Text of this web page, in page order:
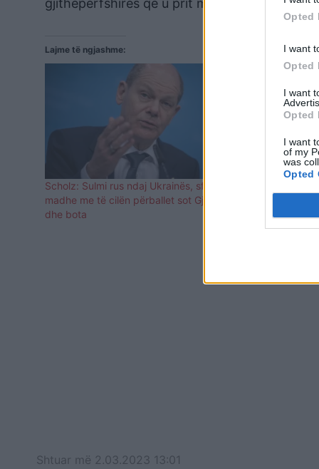
Opted
I want
Opted
I want
Opted
I want
of my
was
Opted
gjithëpërfshirës që u prit me skepticizëm në
Lajme të ngjashme:
Scholz: Sulmi rus ndaj Ukrainës, sfida më e
madhe me të cilën përballet sot Gjermania
dhe bota
konfliktit,
Shtuar më 2.03.2023 13:01